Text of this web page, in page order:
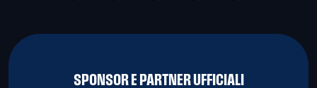
SPONSOR E PARTNER UFFICIALI